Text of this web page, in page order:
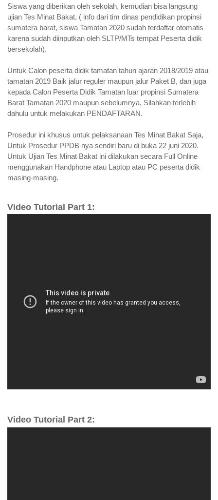
Siswa yang diberikan oleh sekolah, kemudian bisa langsung
ujian Tes Minat Bakat, ( info dari tim dinas pendidikan propinsi
sumatera barat, siswa Tamatan 2020 sudah terdaftar otomatis
karena sudah diinputkan oleh SLTP/MTs tempat Peserta didik
bersekolah).
Untuk Calon peserta didik tamatan tahun ajaran 2018/2019 atau
tamatan 2019 Baik jalur reguler maupun jalur Paket B, dan juga
kepada Calon Peserta Didik Tamatan luar propinsi Sumatera
Barat Tamatan 2020 maupun sebelumnya, Silahkan terlebih
dahulu untuk melakukan PENDAFTARAN.
Prosedur ini khusus untuk pelaksanaan Tes Minat Bakat Saja,
Untuk Prosedur PPDB nya sendiri baru di buka 22 juni 2020.
Untuk Ujian Tes Minat Bakat ini dilakukan secara Full Online
menggunakan Handphone atau Laptop atau PC peserta didik
masing-masing.
Video Tutorial Part 1:
Video Tutorial Part 2: